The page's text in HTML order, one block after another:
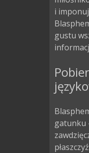
i
gustu
gatunku